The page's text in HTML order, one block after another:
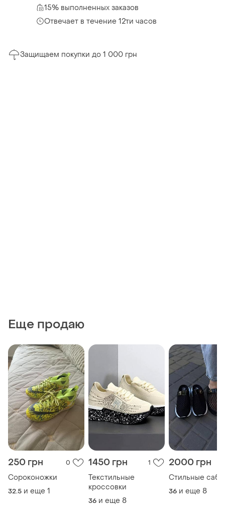
15% выполненных заказов
Отвечает в течение 12ти часов
Защищаем покупки до 1 000 грн
Еще продаю
250 грн 0
Сороконожки
32.5 и еще 1
1450 грн 1
Текстильные
кроссовки
36 и еще 8
2000 грн
Стильные
36 и еще 8